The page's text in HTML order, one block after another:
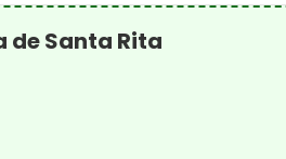
de Santa Rita